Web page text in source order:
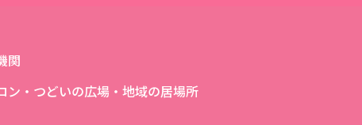
関
ン・つどいの広場・地域の居場所